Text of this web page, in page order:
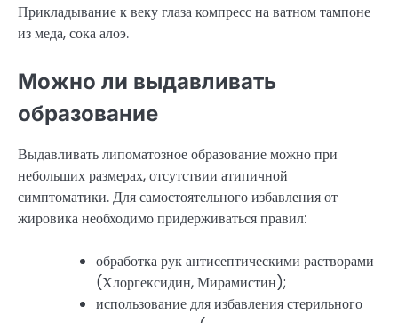
Прикладывание к веку глаза компресс на ватном тампоне
из меда, сока алоэ.
Можно ли выдавливать
образование
Выдавливать липоматозное образование можно при
небольших размерах, отсутствии атипичной
симптоматики. Для самостоятельного избавления от
жировика необходимо придерживаться правил:
обработка рук антисептическими растворами
(Хлоргексидин, Мирамистин);
использование для избавления стерильного